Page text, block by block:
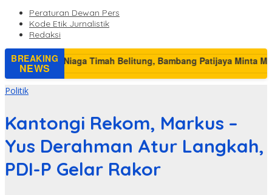
Peraturan Dewan Pers
Kode Etik Jurnalistik
Redaksi
BREAKING
NEWS
Politik
Kantongi Rekom, Markus –
Yus Derahman Atur Langkah,
PDI-P Gelar Rakor